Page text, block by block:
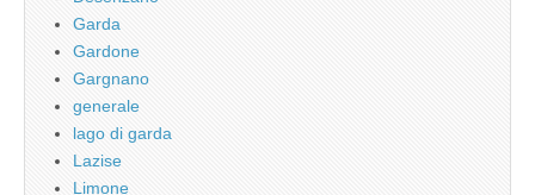
Garda
Gardone
Gargnano
generale
lago di garda
Lazise
Limone